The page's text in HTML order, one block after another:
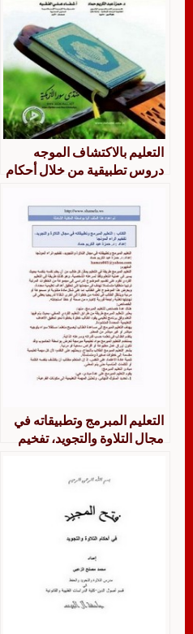
التعليم بالاكتشاف الموجه
دروس تطبيقية من خلال أحكام
التعليم المبرمج وتطبيقاته في
مجال التلاوة والتجويد، تفخيم